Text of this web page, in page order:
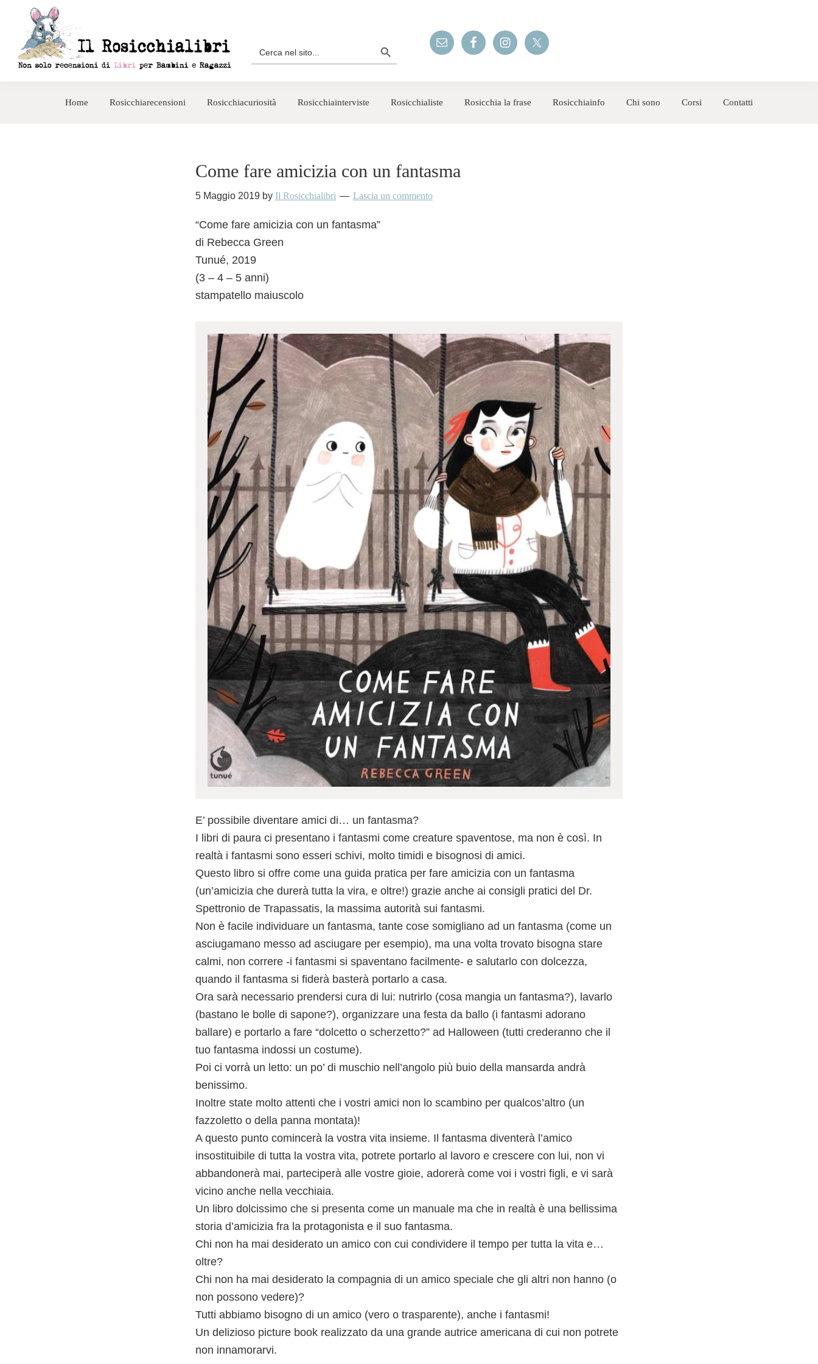
navigazione
primaria
contenuto
principale
Search
for:
Home Rosicchiarecensioni Rosicchiacuriosità Rosicchiainterviste Rosicchialiste Rosicchia la frase Rosicchiainfo Chi sono Corsi Contatti
Come fare amicizia con un fantasma
5 Maggio 2019 by Il Rosicchialibri Lascia un commento
“Come fare amicizia con un fantasma”
di Rebecca Green
Tunué​, 2019
(3 – 4 – 5 anni)
stampatello maiuscolo
E’ possibile diventare amici di… un fantasma?
I libri di paura ci presentano i fantasmi come creature spaventose, ma non è così. In
realtà i fantasmi sono esseri schivi, molto timidi e bisognosi di amici.
Questo libro si offre come una guida pratica per fare amicizia con un fantasma
(un’amicizia che durerà tutta la vira, e oltre!) grazie anche ai consigli pratici del Dr.
Spettronio de Trapassatis, la massima autorità sui fantasmi.
Non è facile individuare un fantasma, tante cose somigliano ad un fantasma (come un
asciugamano messo ad asciugare per esempio), ma una volta trovato bisogna stare
calmi, non correre -i fantasmi si spaventano facilmente- e salutarlo con dolcezza,
quando il fantasma si fiderà basterà portarlo a casa.
Ora sarà necessario prendersi cura di lui: nutrirlo (cosa mangia un fantasma?), lavarlo
(bastano le bolle di sapone?), organizzare una festa da ballo (i fantasmi adorano
ballare) e portarlo a fare “dolcetto o scherzetto?” ad Halloween (tutti crederanno che il
tuo fantasma indossi un costume).
Poi ci vorrà un letto: un po’ di muschio nell’angolo più buio della mansarda andrà
benissimo.
Inoltre state molto attenti che i vostri amici non lo scambino per qualcos’altro (un
fazzoletto o della panna montata)!
A questo punto comincerà la vostra vita insieme. Il fantasma diventerà l’amico
insostituibile di tutta la vostra vita, potrete portarlo al lavoro e crescere con lui, non vi
abbandonerà mai, parteciperà alle vostre gioie, adorerà come voi i vostri figli, e vi sarà
vicino anche nella vecchiaia.
Un libro dolcissimo che si presenta come un manuale ma che in realtà è una bellissima
storia d’amicizia fra la protagonista e il suo fantasma.
Chi non ha mai desiderato un amico con cui condividere il tempo per tutta la vita e…
oltre?
Chi non ha mai desiderato la compagnia di un amico speciale che gli altri non hanno (o
non possono vedere)?
Tutti abbiamo bisogno di un amico (vero o trasparente), anche i fantasmi!
Un delizioso picture book realizzato da una grande autrice americana di cui non potrete
non innamorarvi.